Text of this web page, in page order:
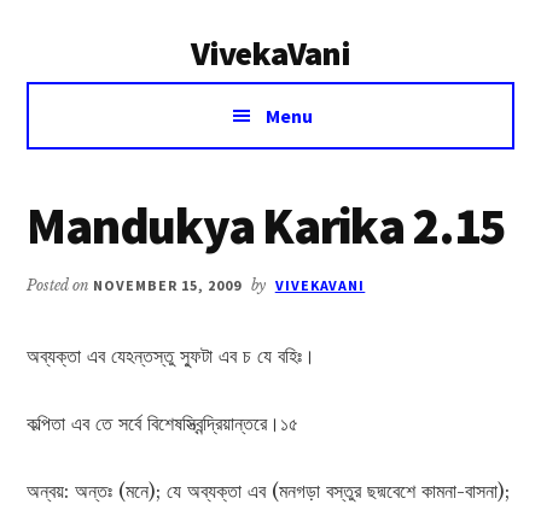
VivekaVani
Voice
Vivekananda
Menu
Mandukya Karika 2.15
Posted on NOVEMBER 15, 2009 by VIVEKAVANI
অব্যক্তা এব যেঽন্তস্তু স্ফুটা এব চ যে বহিঃ।
কল্পিতা এব তে সর্বে বিশেষস্ত্বিন্দ্রিয়ান্তরে।১৫
অন্বয়: অন্তঃ (মনে); যে অব্যক্তা এব (মনগড়া বস্তুর ছদ্মবেশে কামনা-বাসনা);